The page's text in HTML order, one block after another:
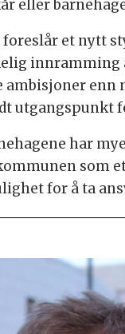
eller
et nytt
ambisjoner
har
som
for å ta